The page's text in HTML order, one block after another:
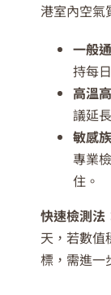
港室內空氣
一般
持每
高溫
議延
敏感
專業
住。
快速檢測法
天，若數
標，需進一